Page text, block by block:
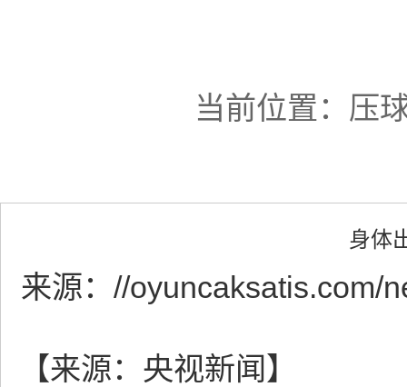
当前位置： 压
身体
来源： //oyuncaksatis.com/
【来源：央视新闻】